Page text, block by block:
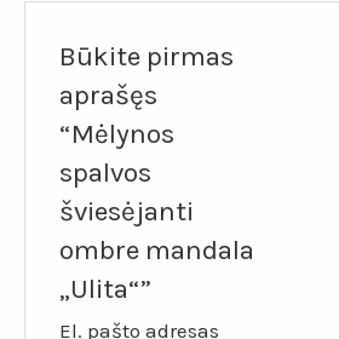
Būkite pirmas
aprašęs
“Mėlynos
spalvos
šviesėjanti
ombre mandala
„Ulita“”
El. pašto adresas